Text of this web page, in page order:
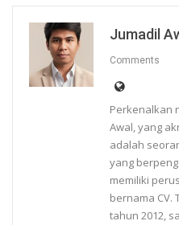
Jumadil
Comments
Perkenalkan
Awal, yang
adalah
yang
memiliki
bernama CV.
tahun 2012,